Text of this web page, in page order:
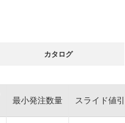
カタログ
最小発注数量 スライド値引